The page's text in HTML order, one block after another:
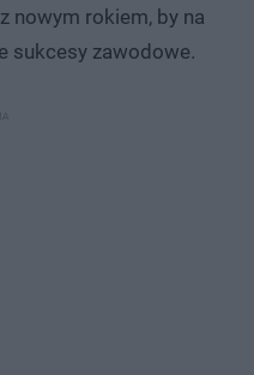
nowym rokiem, by na
sukcesy zawodowe.